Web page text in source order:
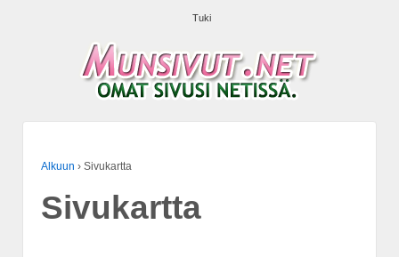
Tuki
Alkuun › Sivukartta
Sivukartta